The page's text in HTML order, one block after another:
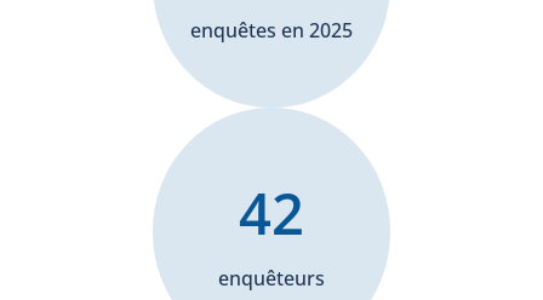
enquêtes en 2025
enquêteurs
42